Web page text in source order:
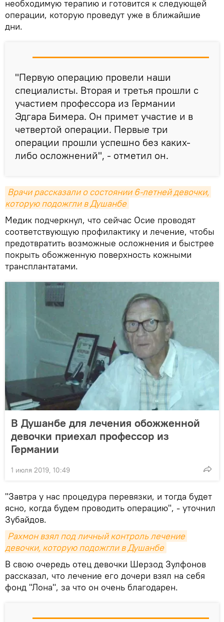
необходимую терапию и готовится к следующей
операции, которую проведут уже в ближайшие
дни.
"Первую операцию провели наши
специалисты. Вторая и третья прошли с
участием профессора из Германии
Эдгара Бимера. Он примет участие и в
четвертой операции. Первые три
операции прошли успешно без каких-
либо осложнений", - отметил он.
Врачи рассказали о состоянии 6-летней девочки,
которую подожгли в Душанбе
Медик подчеркнул, что сейчас Осие проводят
соответствующую профилактику и лечение, чтобы
предотвратить возможные осложнения и быстрее
покрыть обожженную поверхность кожными
трансплантатами.
В Душанбе для лечения обожженной
девочки приехал профессор из
Германии
1 июля 2019, 10:49
"Завтра у нас процедура перевязки, и тогда будет
ясно, когда будем проводить операцию", - уточнил
Зубайдов.
Рахмон взял под личный контроль лечение
девочки, которую подожгли в Душанбе
В свою очередь отец девочки Шерзод Зулфонов
рассказал, что лечение его дочери взял на себя
фонд "Лона", за что он очень благодарен.